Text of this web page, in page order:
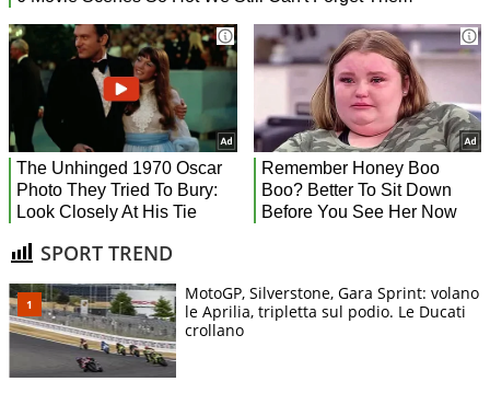
SPORT TREND
MotoGP, Silverstone, Gara Sprint: volano
le Aprilia, tripletta sul podio. Le Ducati
crollano